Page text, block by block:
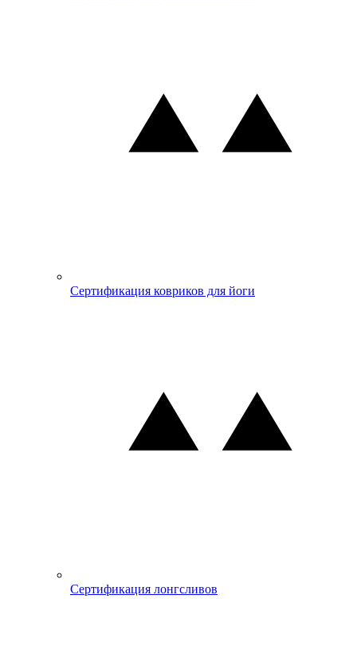
Сертификация ковриков для йоги
Сертификация лонгсливов